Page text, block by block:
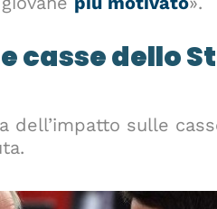
casse dello
dell’impatto sulle